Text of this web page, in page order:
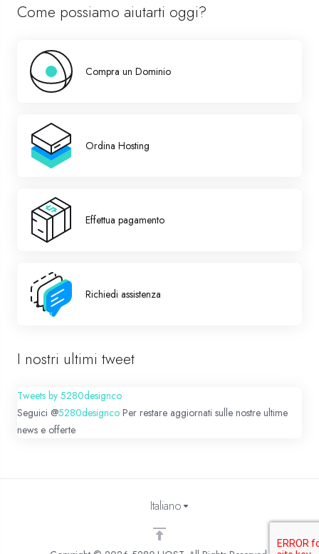
Come possiamo aiutarti oggi?
Compra un Dominio
Ordina Hosting
Effettua pagamento
Richiedi assistenza
I nostri ultimi tweet
Tweets by 5280designco
Seguici @5280designco Per restare aggiornati sulle nostre ultime
news e offerte
Italiano